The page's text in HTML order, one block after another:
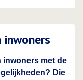
inwoners
inwoners met de
Die